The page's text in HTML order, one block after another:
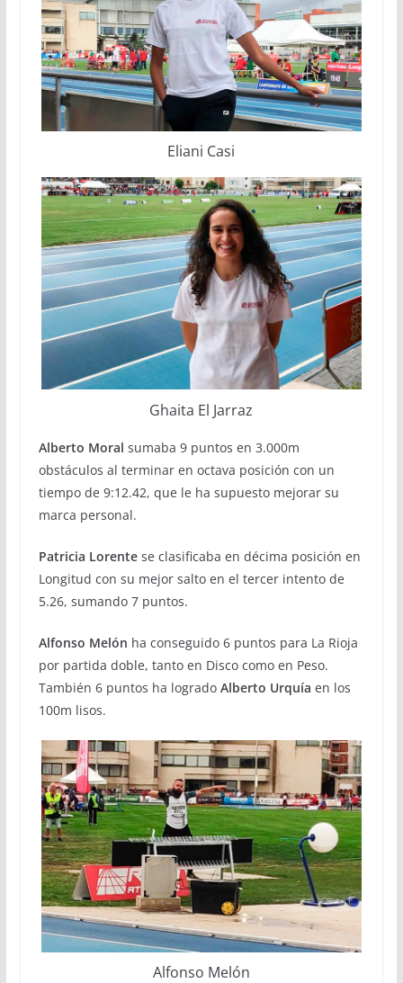
Eliani Casi
Ghaita El Jarraz
Alberto Moral sumaba 9 puntos en 3.000m
obstáculos al terminar en octava posición con un
tiempo de 9:12.42, que le ha supuesto mejorar su
marca personal.
Patricia Lorentese clasificaba en décima posición en
Longitud con su mejor salto en el tercer intento de
5.26, sumando 7 puntos.
Alfonso Melón ha conseguido 6 puntos para La Rioja
por partida doble, tanto en Disco como en Peso.
También 6 puntos ha logrado Alberto Urquía en los
100m lisos.
Alfonso Melón